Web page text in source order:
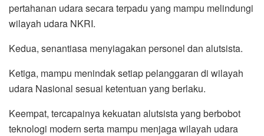
pertahanan udara secara terpadu yang mampu melindungi
wilayah udara NKRI.
Kedua, senantiasa menyiagakan personel dan alutsista.
Ketiga, mampu menindak setiap pelanggaran di wilayah
udara Nasional sesuai ketentuan yang berlaku.
Keempat, tercapainya kekuatan alutsista yang berbobot
teknologi modern serta mampu menjaga wilayah udara